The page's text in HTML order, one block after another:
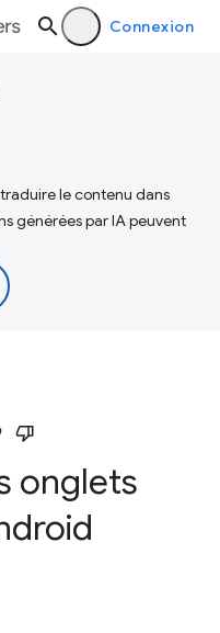
Connexion
le contenu dans
générées par IA peuvent
onglets